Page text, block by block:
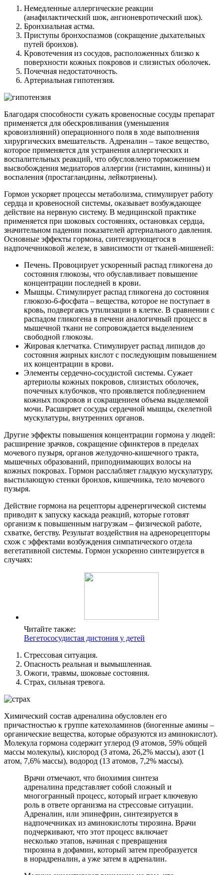
Немедленные аллергические реакции
(анафилактический шок, ангионевротический шок).
Бронхиальная астма.
Приступы бронхоспазмов (сокращение дыхательных
путей бронхов).
Кровотечения из сосудов, расположенных близко к
поверхности кожных покровов и слизистых оболочек.
Почечная недостаточность.
Артериальная гипотензия.
Благодаря способности сужать кровеносные сосуды препарат
применяется для обескровливания (уменьшения
кровоизлияний) операционного поля в ходе выполнения
хирургических вмешательств. Адреналин – такое вещество,
которое применяется для устранения аллергических и
воспалительных реакций, что обусловлено торможением
высвобождения медиаторов аллергии (гистамин, кинины) и
воспаления (простагландины, лейкотриены).
Гормон ускоряет процессы метаболизма, стимулирует работу
сердца и кровеносной системы, оказывает возбуждающее
действие на нервную систему. В медицинской практике
применяется при шоковых состояниях, остановках сердца,
значительном падении показателей артериального давления.
Основные эффекты гормона, синтезирующегося в
надпочечниковой железе, в зависимости от тканей-мишеней:
Печень. Провоцирует ускоренный распад гликогена до
состояния глюкозы, что обуславливает повышение
концентрации последней в крови.
Мышцы. Стимулирует распад гликогена до состояния
глюкозо-6-фосфата – вещества, которое не поступает в
кровь, подвергаясь утилизации в клетке. В сравнении с
распадом гликогена в печени аналогичный процесс в
мышечной ткани не сопровождается выделением
свободной глюкозы.
Жировая клетчатка. Стимулирует распад липидов до
состояния жирных кислот с последующим повышением
их концентрации в крови.
Элементы сердечно-сосудистой системы. Сужает
артериолы кожных покровов, слизистых оболочек,
почечных клубочков, что проявляется побледнением
кожных покровов и сокращением объема выделяемой
мочи. Расширяет сосуды сердечной мышцы, скелетной
мускулатуры, внутренних органов.
Другие эффекты повышения концентрации гормона у людей:
расширение зрачков, сокращение сфинктеров в пределах
мочевого пузыря, органов желудочно-кишечного тракта,
мышечных образований, приподнимающих волосы на
кожных покровах. Гормон расслабляет гладкую мускулатуру,
выстилающую стенки бронхов, кишечника, тело мочевого
пузыря.
Действие гормона на рецепторы адренергической системы
приводит к запуску каскада реакций, которые готовят
организм к повышенным нагрузкам – физической работе,
схватке, бегству. Результат воздействия на адренорецепторы
схож с эффектами возбуждения симпатического отдела
вегетативной системы. Гормон ускоренно синтезируется в
случаях:
Читайте также:
Вегетососудистая дистония у детей
Стрессовая ситуация.
Опасность реальная и вымышленная.
Ожоги, травмы, шоковые состояния.
Страх, сильная тревога.
Химический состав адреналина обусловлен его
причастностью к группе катехоламинов (биогенные амины –
органические вещества, которые образуются из аминокислот).
Молекула гормона содержит углерод (9 атомов, 59% общей
массы молекулы), кислород (3 атома, 26,2% массы), азот (1
атом, 7,6% массы), водород (13 атомов, 7,2% массы).
Врачи отмечают, что биохимия синтеза
адреналина представляет собой сложный и
многогранный процесс, который играет ключевую
роль в ответе организма на стрессовые ситуации.
Адреналин, или эпинефрин, синтезируется в
надпочечниках из аминокислоты тирозина. Врачи
подчеркивают, что этот процесс включает
несколько этапов, начиная с превращения
тирозина в дофамин, который затем преобразуется
в норадреналин, а уже затем в адреналин.